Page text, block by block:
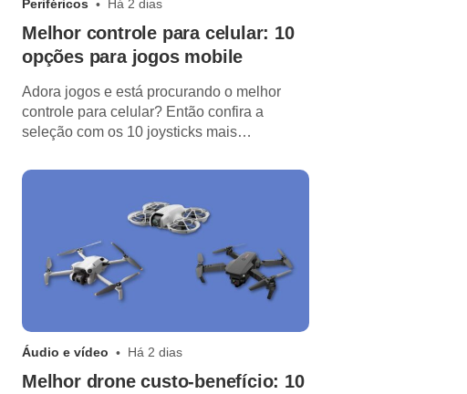
Periféricos Há 2 dias
Melhor controle para celular: 10
opções para jogos mobile
Adora jogos e está procurando o melhor
controle para celular? Então confira a
seleção com os 10 joysticks mais
Áudio e vídeo Há 2 dias
Melhor drone custo-benefício: 10